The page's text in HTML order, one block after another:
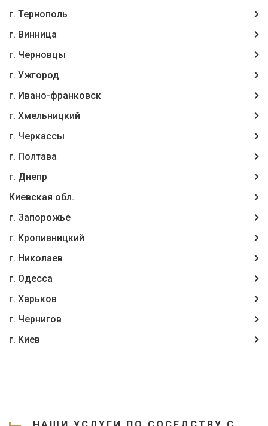
г. Тернополь
г. Винница
г. Чернoвцы
г. Ужгород
г. Ивано-франковск
г. Хмельницкий
г. Черкассы
г. Полтава
г. Днепр
Киевская обл.
г. Запорожье
г. Кропивницкий
г. Николаев
г. Одесса
г. Харьков
г. Чернигов
г. Киев